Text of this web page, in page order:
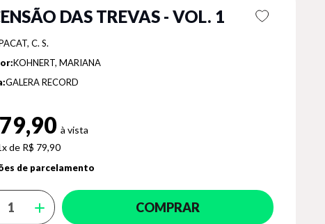
DAS TREVAS - VOL. 1
C. S.
KOHNERT, MARIANA
GALERA RECORD
de R$ 79,90
de parcelamento
COMPRAR